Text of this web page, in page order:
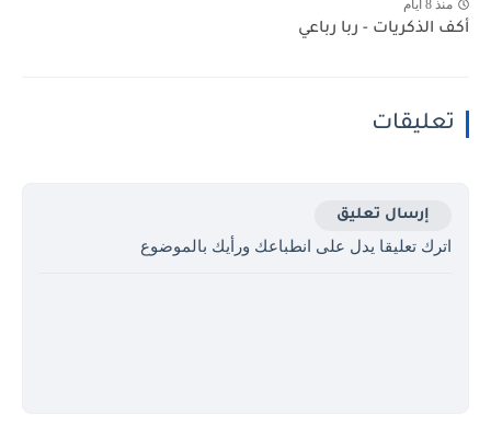
منذ 8 أيام
أكف الذكريات - ربا رباعي
تعليقات
إرسال تعليق
اترك تعليقا يدل على انطباعك ورأيك بالموضوع